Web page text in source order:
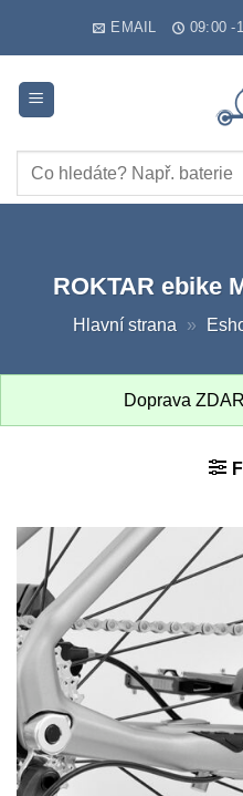
EMAIL 09:00
Hledat:
ROKTAR ebike
Hlavní strana »
Doprava